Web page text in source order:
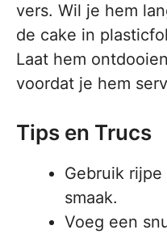
vers. Wil je hem
de cake in
Laat hem
voordat je hem
Tips en Trucs
Gebruik
smaak.
Voeg een